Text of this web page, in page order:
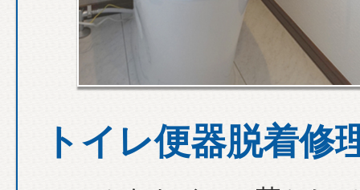
トイレ便器脱着修